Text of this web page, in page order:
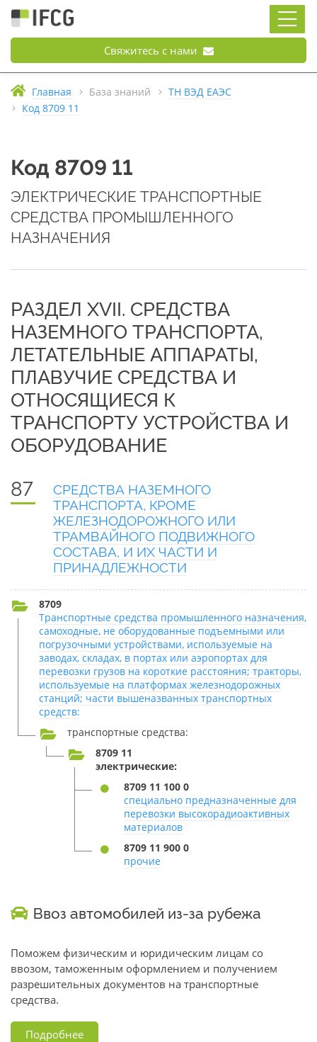
Свяжитесь с нами
Главная База знаний
ТН ВЭД ЕАЭС
Код 8709 11
Код 8709 11
ЭЛЕКТРИЧЕСКИЕ ТРАНСПОРТНЫЕ
СРЕДСТВА ПРОМЫШЛЕННОГО
НАЗНАЧЕНИЯ
РАЗДЕЛ XVII. СРЕДСТВА
НАЗЕМНОГО ТРАНСПОРТА,
ЛЕТАТЕЛЬНЫЕ АППАРАТЫ,
ПЛАВУЧИЕ СРЕДСТВА И
ОТНОСЯЩИЕСЯ К
ТРАНСПОРТУ УСТРОЙСТВА И
ОБОРУДОВАНИЕ
87
СРЕДСТВА НАЗЕМНОГО
ТРАНСПОРТА, КРОМЕ
ЖЕЛЕЗНОДОРОЖНОГО ИЛИ
ТРАМВАЙНОГО ПОДВИЖНОГО
СОСТАВА, И ИХ ЧАСТИ И
ПРИНАДЛЕЖНОСТИ
8709
Транспортные средства промышленного назначения,
самоходные, не оборудованные подъемными или
погрузочными устройствами, используемые на
заводах, складах, в портах или аэропортах для
перевозки грузов на короткие расстояния; тракторы,
используемые на платформах железнодорожных
станций; части вышеназванных транспортных
средств:
транспортные средства:
8709 11
электрические:
8709 11 100 0
специально предназначенные для
перевозки высокорадиоактивных
материалов
8709 11 900 0
прочие
Ввоз автомобилей из-за рубежа
Поможем физическим и юридическим лицам со
ввозом, таможенным оформлением и получением
разрешительных документов на транспортные
средства.
Подробнее